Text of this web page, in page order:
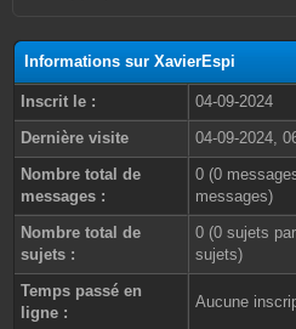
Informations sur XavierEspi
Inscrit le :
04-09-2024
Dernière visite
04-09-2024,
Nombre total de
messages :
0 (0
messages)
Nombre total de
sujets :
0 (0 sujets
sujets)
Temps passé en
ligne :
Aucune